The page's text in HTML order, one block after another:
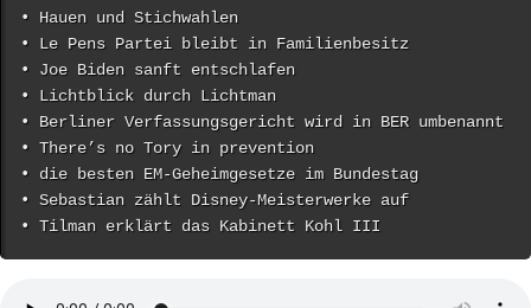
• Hauen und Stichwahlen
• Le Pens Partei bleibt in Familienbesitz
• Joe Biden sanft entschlafen
• Lichtblick durch Lichtman
• Berliner Verfassungsgericht wird in BER umbenannt
• There’s no Tory in prevention
• die besten EM-Geheimgesetze im Bundestag
• Sebastian zählt Disney-Meisterwerke auf
• Tilman erklärt das Kabinett Kohl III